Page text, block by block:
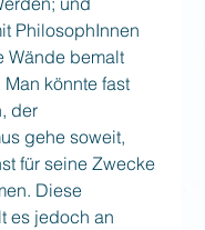
PhilosophInnen
Wände bemalt
könnte fast
der
gehe soweit,
für seine Zwecke
Diese
es jedoch an